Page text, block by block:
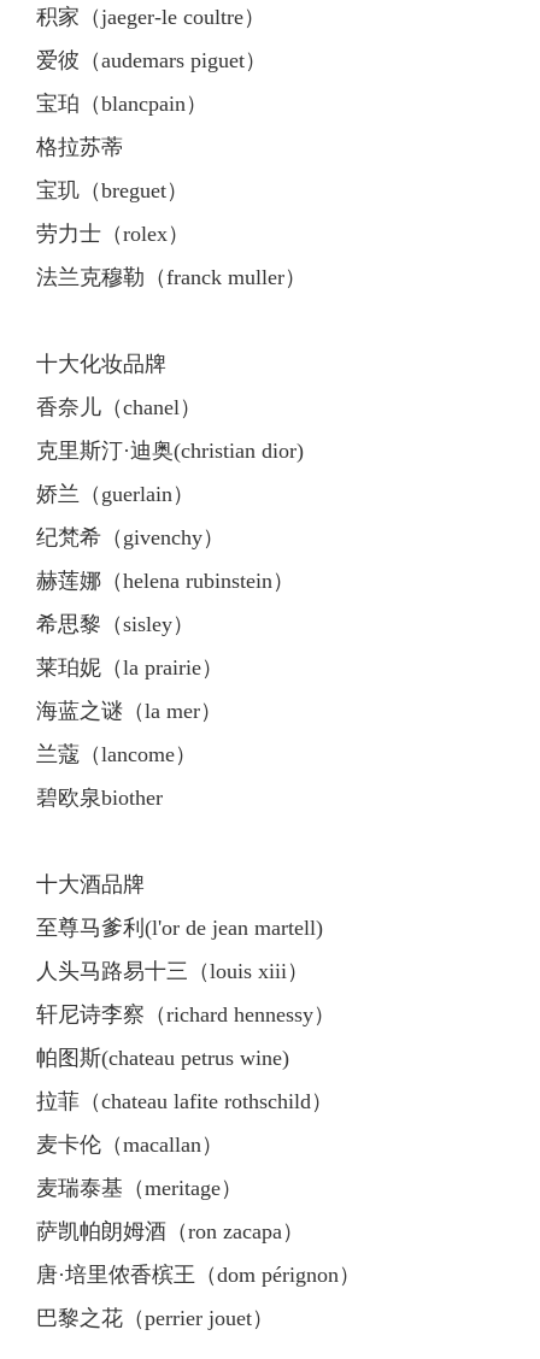
积家（jaeger-le coultre）
爱彼（audemars piguet）
宝珀（blancpain）
格拉苏蒂
宝玑（breguet）
劳力士（rolex）
法兰克穆勒（franck muller）
十大化妆品牌
香奈儿（chanel）
克里斯汀·迪奥(christian dior)
娇兰（guerlain）
纪梵希（givenchy）
赫莲娜（helena rubinstein）
希思黎（sisley）
莱珀妮（la prairie）
海蓝之谜（la mer）
兰蔻（lancome）
碧欧泉biother
十大酒品牌
至尊马爹利(l'or de jean martell)
人头马路易十三（louis xiii）
轩尼诗李察（richard hennessy）
帕图斯(chateau petrus wine)
拉菲（chateau lafite rothschild）
麦卡伦（macallan）
麦瑞泰基（meritage）
萨凯帕朗姆酒（ron zacapa）
唐·培里侬香槟王（dom pérignon）
巴黎之花（perrier jouet）